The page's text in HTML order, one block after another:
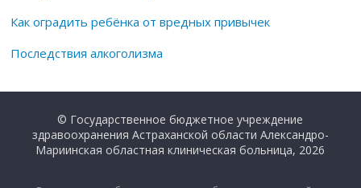
Как оградить ребёнка от вредных привычек
Последствия алкоголизма
© Государственное бюджетное учреждение
здравоохранения Астраханской области Александро-
Мариинская областная клиническая больница, 2026